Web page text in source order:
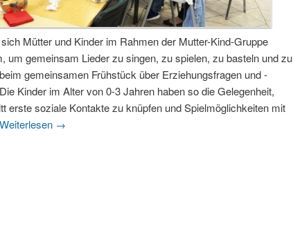
Mütter und Kinder im Rahmen der Mutter-Kind-Gruppe
um gemeinsam Lieder zu singen, zu spielen, zu basteln und zu
gemeinsamen Frühstück über Erziehungsfragen und -
Kinder im Alter von 0-3 Jahren haben so die Gelegenheit,
erste soziale Kontakte zu knüpfen und Spielmöglichkeiten mit
Weiterlesen →